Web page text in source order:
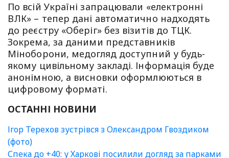
По всій Україні запрацювали «електронні
ВЛК» – тепер дані автоматично надходять
до реєстру «Оберіг» без візитів до ТЦК.
Зокрема, за даними представників
Міноборони, медогляд доступний у будь-
якому цивільному закладі. Інформація буде
анонімною, а висновки оформлюються в
цифровому форматі.
ОСТАННІ НОВИНИ
Ігор Терехов зустрівся з Олександром Гвоздиком
(фото)
Спека до +40: у Харкові посилили догляд за парками